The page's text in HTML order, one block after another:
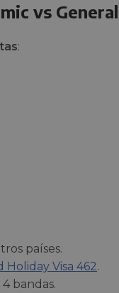
vs General
:
países.
Holiday Visa 462.
bandas.